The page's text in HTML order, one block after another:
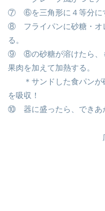
⑦ ⑥を三角形に４等分に
⑧ フライパンに砂糖・オ
る。
⑨ ⑧の砂糖が溶けたら、
果肉を加えて加熱する。
＊サンドした食パンが
を吸収！
⑩ 器に盛ったら、できあ